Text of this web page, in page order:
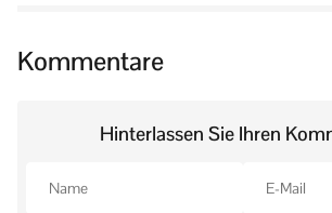
Kommentare
Hinterlassen Sie Ihren